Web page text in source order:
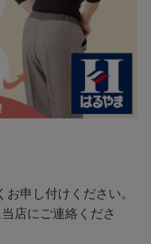
申し付けください。
店にご連絡くださ